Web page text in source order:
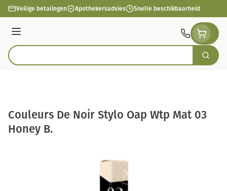
Ga naar de inhoud
Veilige betalingen Apothekersadvies Snelle beschikbaarheid
Menu
Product, merk, categorie... Zoek
Couleurs De Noir Stylo Oap Wtp Mat 03
Honey B.